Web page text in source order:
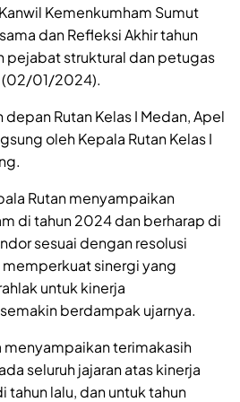
Kemenkumham Sumut
dan Refleksi Akhir tahun
pejabat struktural dan petugas
(02/01/2024).
Rutan Kelas I Medan, Apel
oleh Kepala Rutan Kelas I
Rutan menyampaikan
di tahun 2024 dan berharap di
sesuai dengan resolusi
sinergi yang
untuk kinerja
berdampak ujarnya.
terimakasih
seluruh jajaran atas kinerja
lalu, dan untuk tahun